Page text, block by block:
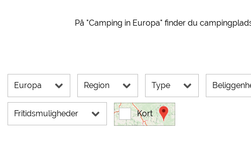
På "Camping in Europa" finder du
Europa Region Type
Fritidsmuligheder Kort Cookieindstillingerne kan